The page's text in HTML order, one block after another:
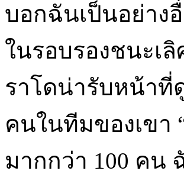
บอกฉันเป็นอย่าง
ในรอบรองชนะเ
ราโดน่ารับหน้าที่
คนในทีมของเขา
มากกว่า 100 คน